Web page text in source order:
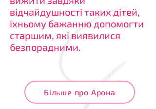
відчайдушності таких дітей,
їхньому бажанню допомогти
старшим, які виявилися
безпорадними.
Більше про Арона